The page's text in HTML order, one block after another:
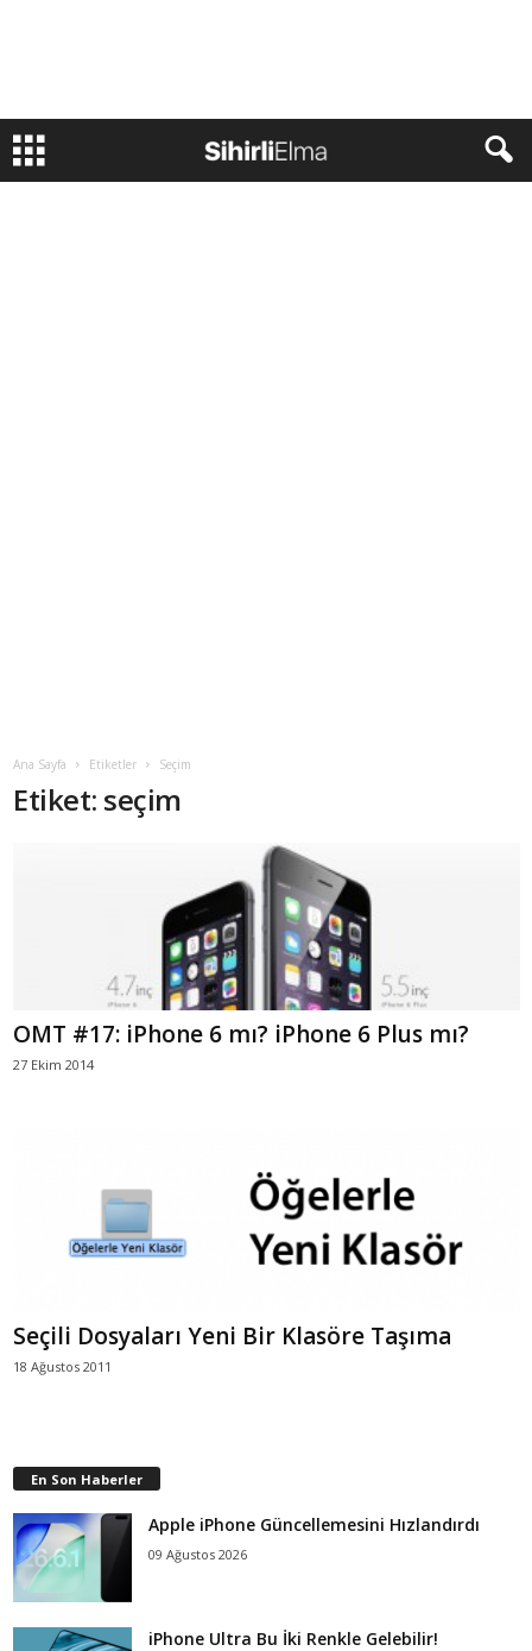
Ana Sayfa Etiketler Seçim
Etiket: seçim
OMT #17: iPhone 6 mı? iPhone 6 Plus mı?
27 Ekim 2014
Seçili Dosyaları Yeni Bir Klasöre Taşıma
18 Ağustos 2011
En Son Haberler
Apple iPhone Güncellemesini Hızlandırdı
09 Ağustos 2026
iPhone Ultra Bu İki Renkle Gelebilir!